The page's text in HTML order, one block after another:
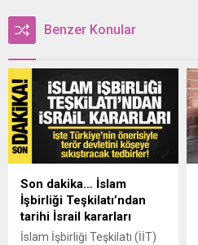
Benzer Konular
Son dakika… İslam
İşbirliği Teşkilatı’ndan
tarihi İsrail kararları
İslam İşbirliği Teşkilatı (İİT)